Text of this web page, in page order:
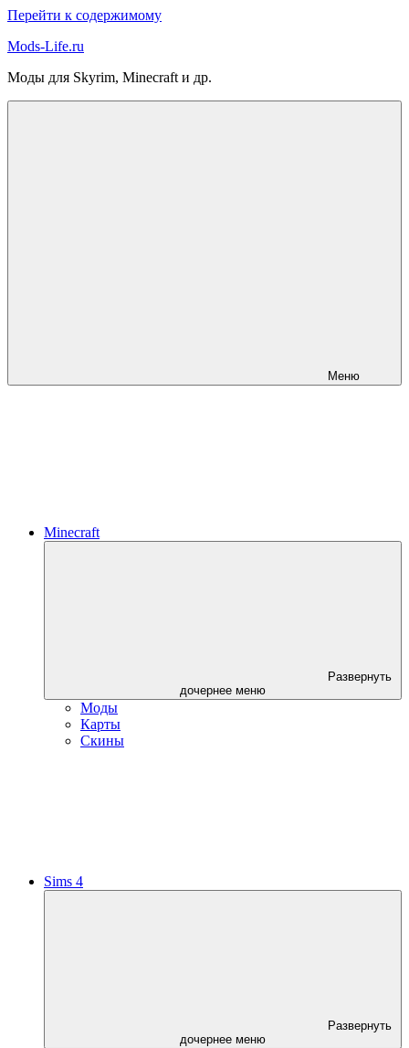
Перейти к содержимому
Mods-Life.ru
Моды для Skyrim, Minecraft и др.
Меню
Minecraft
Развернуть
дочернее меню
Моды
Карты
Скины
Sims 4
Развернуть
дочернее меню